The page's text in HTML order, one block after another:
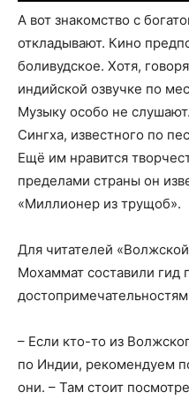
А вот знакомство с
откладывают. Кино
боливудское. Хотя,
индийской озвучке по
Музыку особо не
Сингха, известного по
Ещё им нравится
пределами страны он
«Миллионер из трущоб».
Для читателей
Мохаммат составили гид
– Если кто-то из
по Индии, рекомендуем
они. – Там стоит